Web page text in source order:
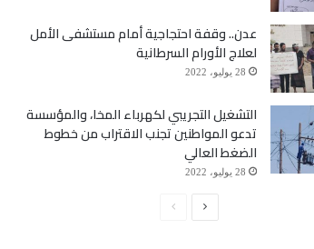
عدن.. وقفة احتجاجية أمام مستشفى الأمل
لعلاج الأورام السرطانية
28 يوليو، 2022
التشغيل التجريبي لكهرباء المخا، والمؤسسة
تدعو المواطنين تجنب الاقتراب من خطوط
الضغط العالي
28 يوليو، 2022
الصفحة
الصفحة